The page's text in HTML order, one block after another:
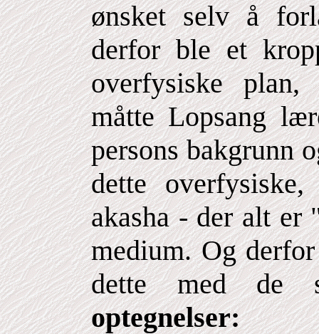
ønsket selv å
derfor ble et
overfysiske
måtte Lopsang
persons bakgrunn
dette
akasha - der alt
medium. Og
dette med de
optegnelser: